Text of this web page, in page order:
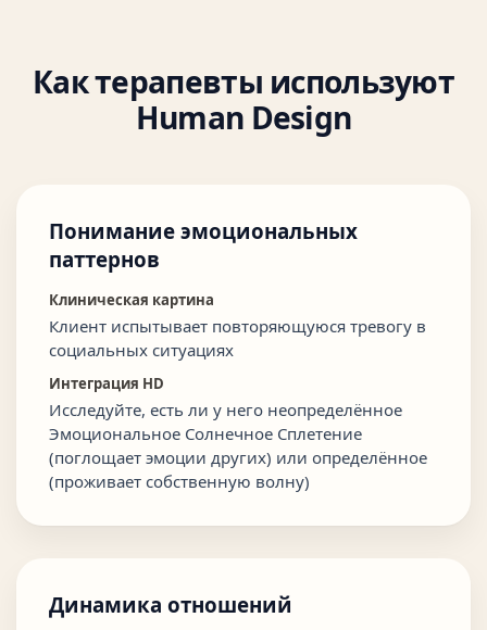
Как терапевты используют
Human Design
Понимание эмоциональных
паттернов
Клиническая картина
Клиент испытывает повторяющуюся тревогу в
социальных ситуациях
Интеграция HD
Исследуйте, есть ли у него неопределённое
Эмоциональное Солнечное Сплетение
(поглощает эмоции других) или определённое
(проживает собственную волну)
Динамика отношений